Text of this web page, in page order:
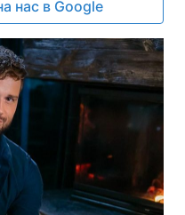
нас в Google